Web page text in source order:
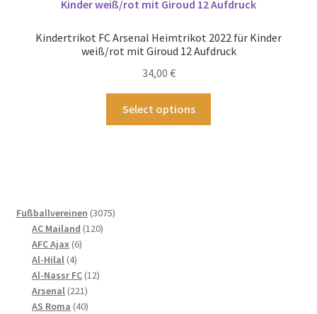
Die
können
Produktseite
Kindertrikot FC Arsenal Heimtrikot 2022 für Kinder
weiß/rot mit Giroud 12 Aufdruck
34,00 €
Select options
Fußballvereinen 30753075
AC Mailand 120120
AFC Ajax 66
Al-Hilal 44
Produkte
Al-Nassr FC 1212
Arsenal 221221
Produkte
AS Roma 4040